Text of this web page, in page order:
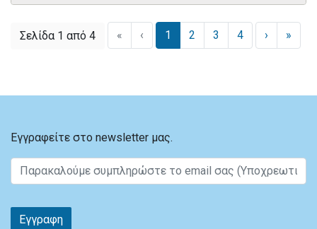
Σελίδα 1 από 4 « ‹ 1 2 3 4 › »
Εγγραφείτε στο newsletter μας.
Εγγραφη